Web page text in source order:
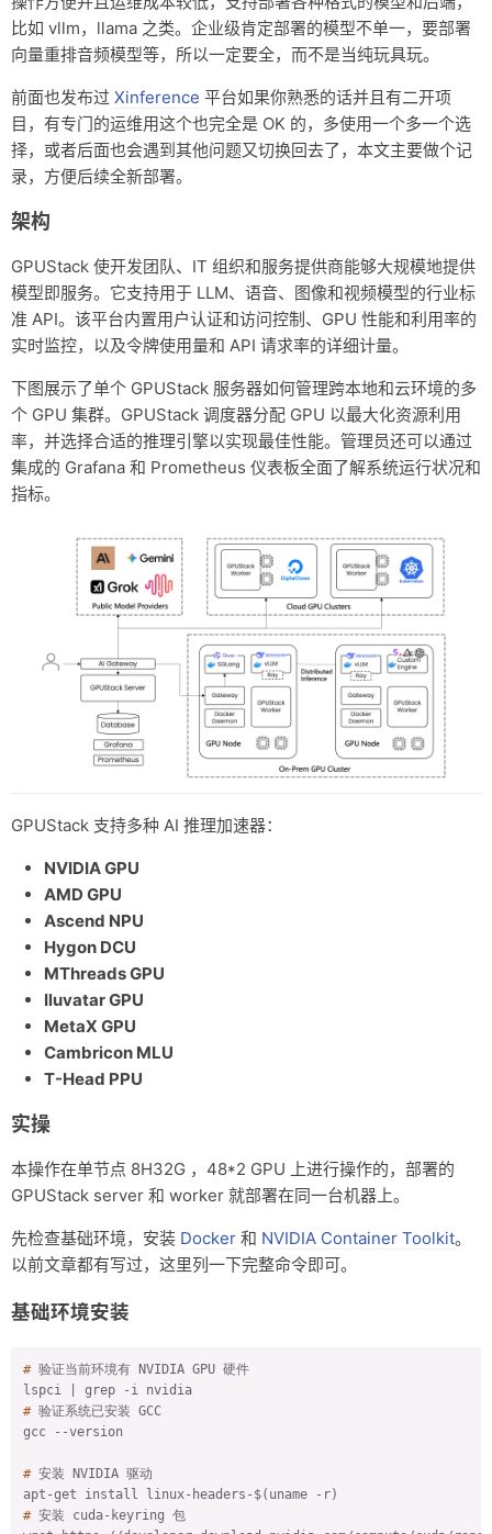
比如 vllm，llama 之类。企业级肯定部署的模型不单一，要部署
向量重排音频模型等，所以一定要全，而不是当纯玩具玩。
前面也发布过 Xinference 平台如果你熟悉的话并且有二开项
目，有专门的运维用这个也完全是 OK 的，多使用一个多一个选
择，或者后面也会遇到其他问题又切换回去了，本文主要做个记
录，方便后续全新部署。
架构
GPUStack 使开发团队、IT 组织和服务提供商能够大规模地提供
模型即服务。它支持用于 LLM、语音、图像和视频模型的行业标
准 API。该平台内置用户认证和访问控制、GPU 性能和利用率的
实时监控，以及令牌使用量和 API 请求率的详细计量。
下图展示了单个 GPUStack 服务器如何管理跨本地和云环境的多
个 GPU 集群。GPUStack 调度器分配 GPU 以最大化资源利用
率，并选择合适的推理引擎以实现最佳性能。管理员还可以通过
集成的 Grafana 和 Prometheus 仪表板全面了解系统运行状况和
指标。
GPUStack 支持多种 AI 推理加速器：
NVIDIA GPU
AMD GPU
Ascend NPU
Hygon DCU
MThreads GPU
Iluvatar GPU
MetaX GPU
Cambricon MLU
T-Head PPU
实操
本操作在单节点 8H32G ，48*2 GPU 上进行操作的，部署的
GPUStack server 和 worker 就部署在同一台机器上。
先检查基础环境，安装 Docker 和 NVIDIA Container Toolkit。
以前文章都有写过，这里列一下完整命令即可。
基础环境安装
# 验证当前环境有 NVIDIA GPU 硬件
# 验证系统已安装 GCC
# 安装 NVIDIA 驱动
# 安装 cuda-keyring 包